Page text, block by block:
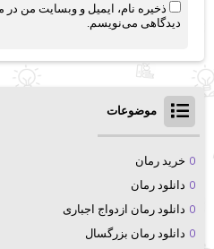
ذخیره نام، ایمیل و وبسایت من در
دیدگاهی می‌نویسم.
موضوعات
خرید رمان
دانلود رمان
دانلود رمان ازدواج اجباری
دانلود رمان بزرگسال